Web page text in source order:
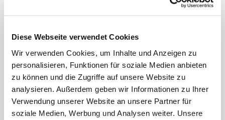
Diese Webseite verwendet Cookies
Wir verwenden Cookies, um Inhalte und Anzeigen zu
personalisieren, Funktionen für soziale Medien anbieten
zu können und die Zugriffe auf unsere Website zu
analysieren. Außerdem geben wir Informationen zu Ihrer
Verwendung unserer Website an unsere Partner für
soziale Medien, Werbung und Analysen weiter. Unsere
REISEZEITRAUM
ANZAHL ERWACHSENE